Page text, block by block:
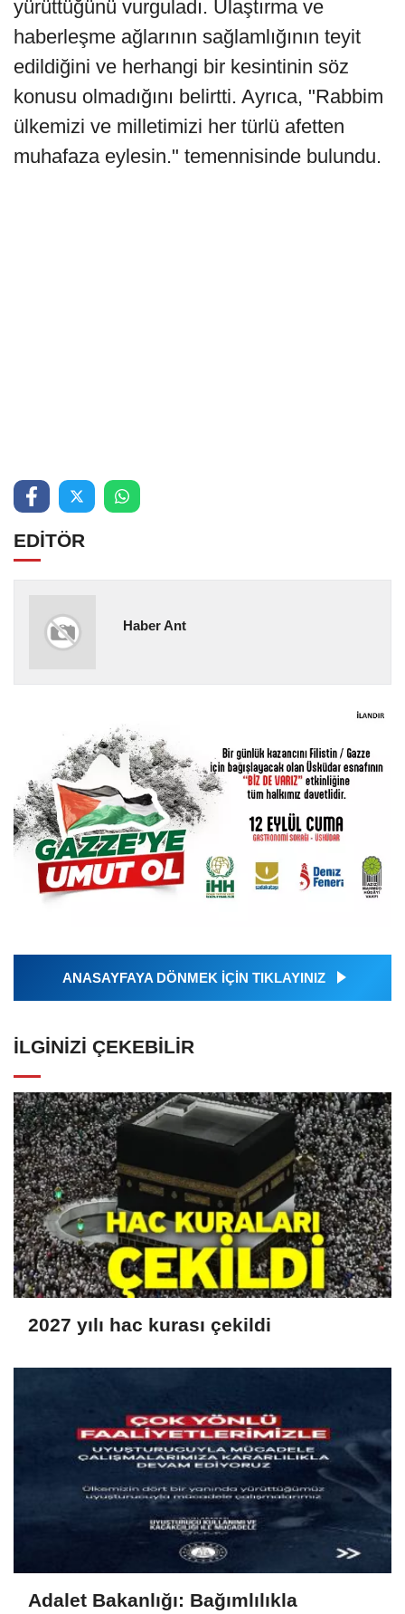
yürüttüğünü vurguladı. Ulaştırma ve
haberleşme ağlarının sağlamlığının teyit
edildiğini ve herhangi bir kesintinin söz
konusu olmadığını belirtti. Ayrıca, "Rabbim
ülkemizi ve milletimizi her türlü afetten
muhafaza eylesin." temennisinde bulundu.
EDİTÖR
Haber Ant
ANASAYFAYA DÖNMEK İÇİN TIKLAYINIZ
İLGINIZI ÇEKEBILIR
2027 yılı hac kurası çekildi
Adalet Bakanlığı: Bağımlılıkla